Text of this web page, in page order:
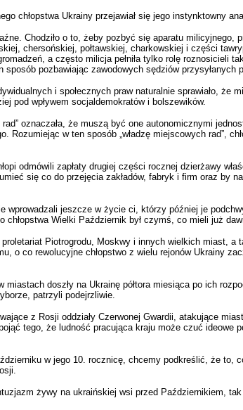
chłopstwa Ukrainy przejawiał się jego instynktowny
Chodziło o to, żeby pozbyć się aparatu
chersońskiej, połtawskiej, charkowskiej i części
a często milicja pełniła tylko rolę
pozbawiając zawodowych sędziów
i społecznych praw naturalnie sprawiało, że
pod wpływem socjaldemokratów i bolszewików.
rad” oznaczała, że muszą być one autonomicznymi
Rozumiejąc w ten sposób „władzę miejscowych
odmówili zapłaty drugiej części rocznej dzierżawy
się co do przejęcia zakładów, fabryk i firm oraz by
wprowadzali jeszcze w życie ci, którzy później je
chłopstwa Wielki Październik był czymś, co mieli już
Piotrogrodu, Moskwy i innych wielkich miast, a
o co rewolucyjne chłopstwo z wielu rejonów Ukrainy
miastach doszły na Ukrainę półtora miesiąca po ich
patrzyli podejrzliwie.
z Rosji oddziały Czerwonej Gwardii, atakujące
tego, że ludność pracująca kraju może czuć
w jego 10. rocznicę, chcemy podkreślić, że to,
żywy na ukraińskiej wsi przed Październikiem,